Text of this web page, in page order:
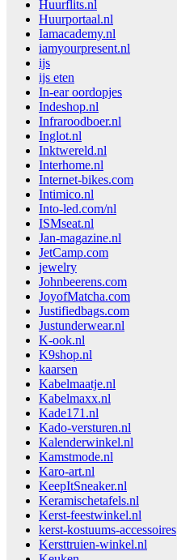
Huurflits.nl
Huurportaal.nl
Iamacademy.nl
iamyourpresent.nl
ijs
ijs eten
In-ear oordopjes
Indeshop.nl
Infraroodboer.nl
Inglot.nl
Inktwereld.nl
Interhome.nl
Internet-bikes.com
Intimico.nl
Into-led.com/nl
ISMseat.nl
Jan-magazine.nl
JetCamp.com
jewelry
Johnbeerens.com
JoyofMatcha.com
Justifiedbags.com
Justunderwear.nl
K-ook.nl
K9shop.nl
kaarsen
Kabelmaatje.nl
Kabelmaxx.nl
Kade171.nl
Kado-versturen.nl
Kalenderwinkel.nl
Kamstmode.nl
Karo-art.nl
KeepItSneaker.nl
Keramischetafels.nl
Kerst-feestwinkel.nl
kerst-kostuums-accessoires
Kersttruien-winkel.nl